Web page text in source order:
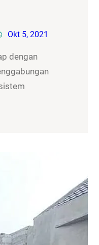
Okt 5, 2021
dengan